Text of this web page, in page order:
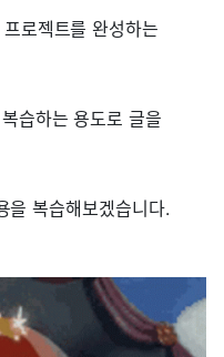
로젝트를 완성하는
습하는 용도로 글을
을 복습해보겠습니다.